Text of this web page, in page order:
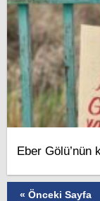
Eber Gölü’nün
« Önceki Sayfa